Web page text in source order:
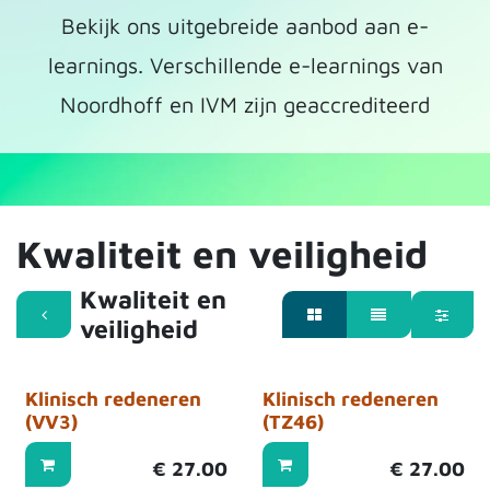
Bekijk ons uitgebreide aanbod aan e-
learnings. Verschillende e-learnings van
Noordhoff en IVM zijn geaccrediteerd
Kwaliteit en veiligheid
Kwaliteit en
veiligheid
Klinisch redeneren
(VV3)
€ 27.00
Klinisch redeneren
(TZ46)
€ 27.00